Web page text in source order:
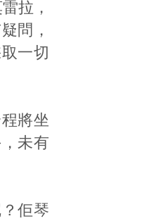
拉，
問，
一切
將坐
未有
佢琴